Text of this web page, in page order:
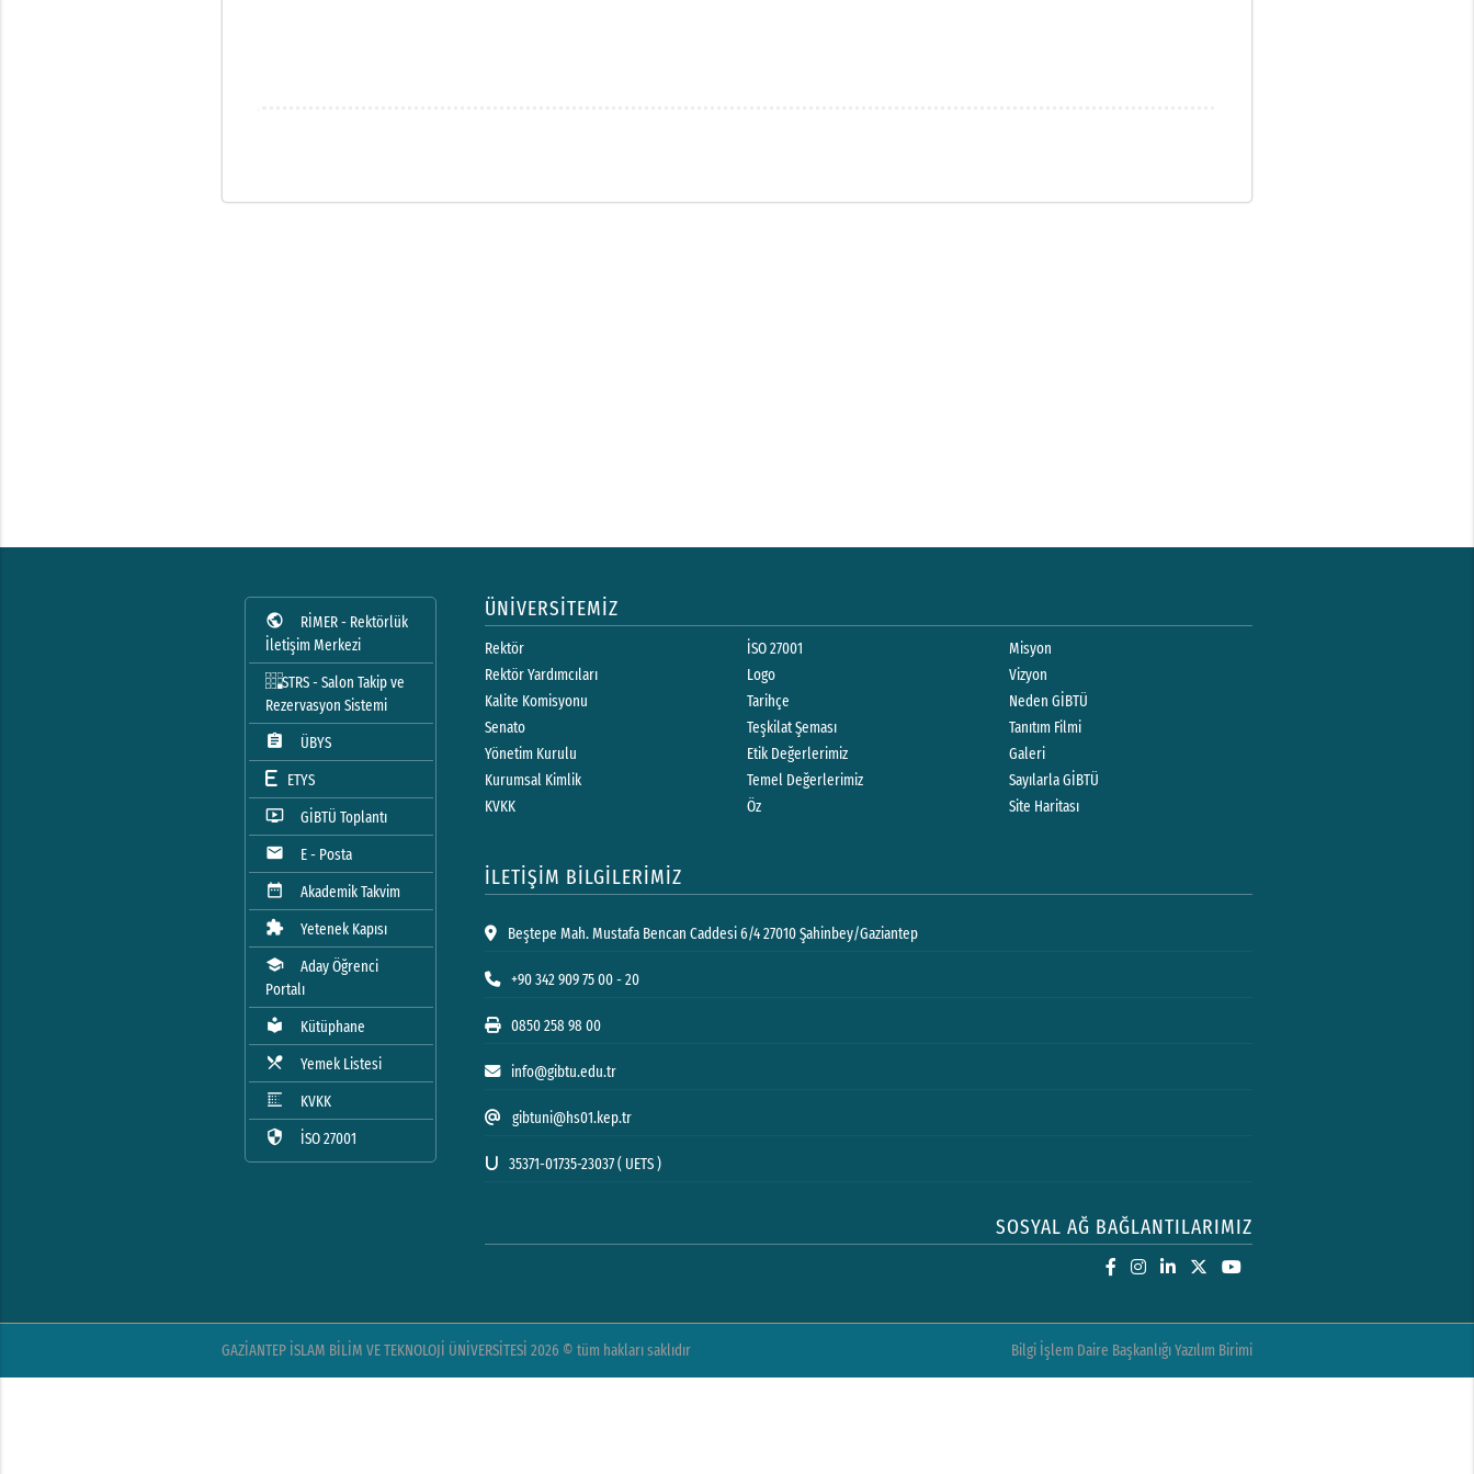
public
RİMER - Rektörlük
İletişim Merkezi
STRS - Salon Takip ve
Rezervasyon Sistemi
assignment
ÜBYS
ETYS
ondemand_video
GİBTÜ Toplantı
mail
E - Posta
date_range
Akademik Takvim
extension
Yetenek Kapısı
school
Aday Öğrenci
Portalı
local_library
Kütüphane
local_dining
Yemek Listesi
blur_linear
KVKK
security
İSO 27001
ÜNİVERSİTEMİZ
Rektör
Rektör Yardımcıları
Kalite Komisyonu
Senato
Yönetim Kurulu
Kurumsal Kimlik
KVKK
İSO 27001
Logo
Tarihçe
Teşkilat Şeması
Etik Değerlerimiz
Temel Değerlerimiz
Öz
Misyon
Vizyon
Neden GİBTÜ
Tanıtım Filmi
Galeri
Sayılarla GİBTÜ
Site Haritası
İLETİŞİM BİLGİLERİMİZ
Beştepe Mah. Mustafa Bencan Caddesi 6/4 27010 Şahinbey/Gaziantep
+90 342 909 75 00 - 20
0850 258 98 00
info@gibtu.edu.tr
gibtuni@hs01.kep.tr
35371-01735-23037 ( UETS )
SOSYAL AĞ BAĞLANTILARIMIZ
GAZİANTEP İSLAM BİLİM VE TEKNOLOJİ ÜNİVERSİTESİ 2026 © tüm hakları saklıdır Bilgi İşlem Daire Başkanlığı Yazılım Birimi